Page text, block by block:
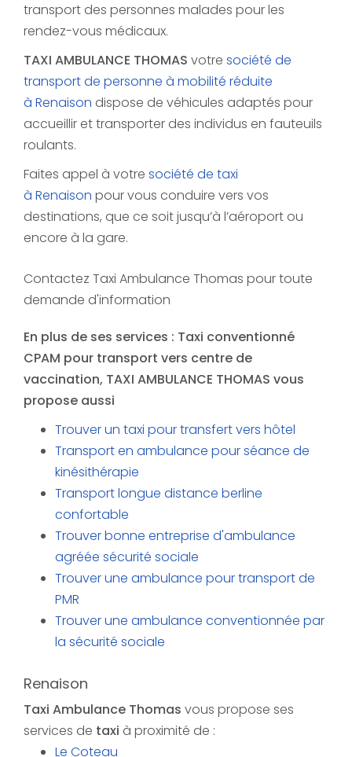
transport des personnes malades pour les
rendez-vous médicaux.
TAXI AMBULANCE THOMAS votre société de
transport de personne à mobilité réduite
à Renaison dispose de véhicules adaptés pour
accueillir et transporter des individus en fauteuils
roulants.
Faites appel à votre société de taxi
à Renaison pour vous conduire vers vos
destinations, que ce soit jusqu’à l’aéroport ou
encore à la gare.
Contactez Taxi Ambulance Thomas pour toute
demande d'information
En plus de ses services : Taxi conventionné
CPAM pour transport vers centre de
vaccination, TAXI AMBULANCE THOMAS vous
propose aussi
Trouver un taxi pour transfert vers hôtel
Transport en ambulance pour séance de
kinésithérapie
Transport longue distance berline
confortable
Trouver bonne entreprise d'ambulance
agréée sécurité sociale
Trouver une ambulance pour transport de
PMR
Trouver une ambulance conventionnée par
la sécurité sociale
Renaison
Taxi Ambulance Thomas vous propose ses
services de taxi à proximité de :
Le Coteau